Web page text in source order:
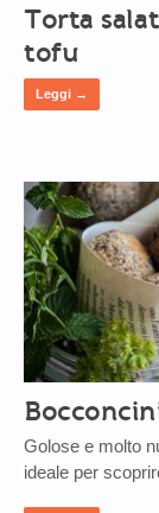
Torta
tofu
Leggi →
Golose e molto
ideale per